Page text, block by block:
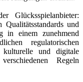
Glücksspielanbieter:
Qualitätsstandards und
in einem zunehmend
regulatorischen
kulturelle und digitale
Regeln